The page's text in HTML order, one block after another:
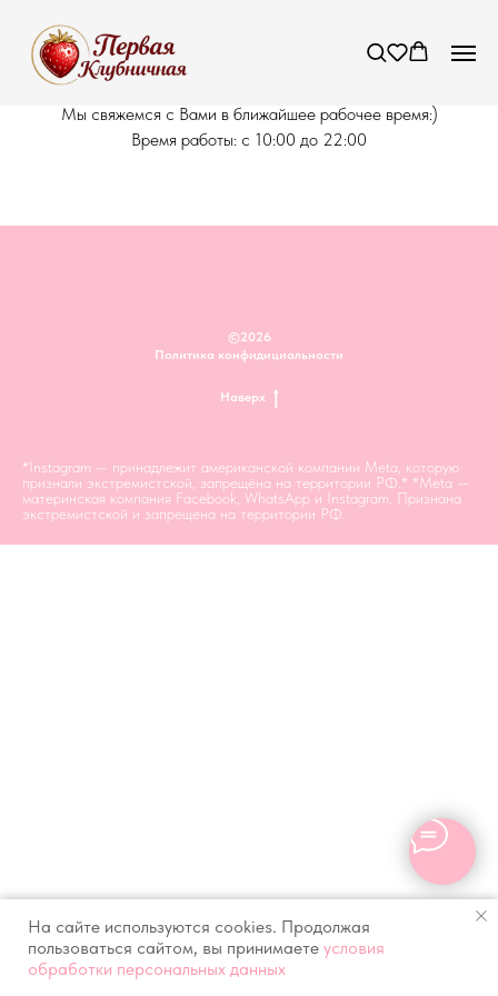
Главная Каталог
Мы свяжемся с Вами в ближайшее рабочее время:)
Время работы: с 10:00 до 22:00
©2026
Политика конфидициальности
Наверх
*Instagram — принадлежит американской компании Meta, которую
признали экстремистской, запрещёна на территории РФ.* *Meta —
материнская компания Facebook, WhatsApp и Instagram. Признана
экстремистской и запрещена на территории РФ.
На сайте используются cookies. Продолжая
пользоваться сайтом, вы принимаете условия
обработки персональных данных